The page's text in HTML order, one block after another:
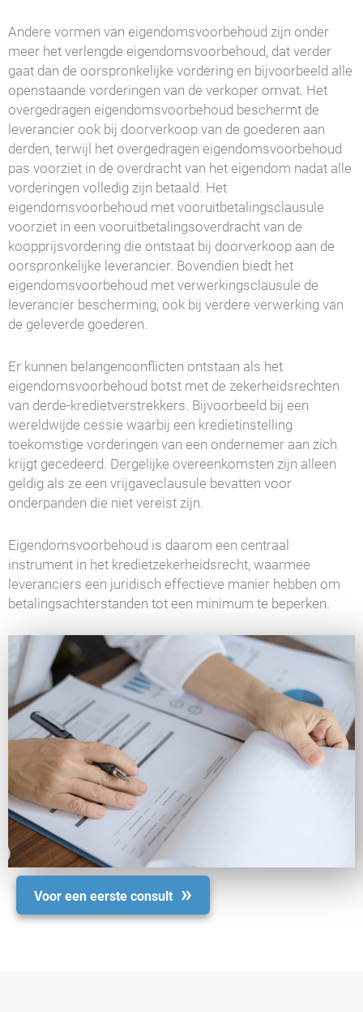
Andere vormen van eigendomsvoorbehoud zijn onder
meer het verlengde eigendomsvoorbehoud, dat verder
gaat dan de oorspronkelijke vordering en bijvoorbeeld alle
openstaande vorderingen van de verkoper omvat. Het
overgedragen eigendomsvoorbehoud beschermt de
leverancier ook bij doorverkoop van de goederen aan
derden, terwijl het overgedragen eigendomsvoorbehoud
pas voorziet in de overdracht van het eigendom nadat alle
vorderingen volledig zijn betaald. Het
eigendomsvoorbehoud met vooruitbetalingsclausule
voorziet in een vooruitbetalingsoverdracht van de
koopprijsvordering die ontstaat bij doorverkoop aan de
oorspronkelijke leverancier. Bovendien biedt het
eigendomsvoorbehoud met verwerkingsclausule de
leverancier bescherming, ook bij verdere verwerking van
de geleverde goederen.
Er kunnen belangenconflicten ontstaan als het
eigendomsvoorbehoud botst met de zekerheidsrechten
van derde-kredietverstrekkers. Bijvoorbeeld bij een
wereldwijde cessie waarbij een kredietinstelling
toekomstige vorderingen van een ondernemer aan zich
krijgt gecedeerd. Dergelijke overeenkomsten zijn alleen
geldig als ze een vrijgaveclausule bevatten voor
onderpanden die niet vereist zijn.
Eigendomsvoorbehoud is daarom een centraal
instrument in het kredietzekerheidsrecht, waarmee
leveranciers een juridisch effectieve manier hebben om
betalingsachterstanden tot een minimum te beperken.
Voor een eerste consult